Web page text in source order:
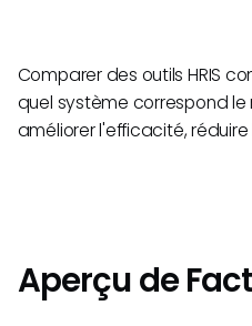
Comparer des outils HRIS
quel système correspond
améliorer l'efficacité,
Aperçu de